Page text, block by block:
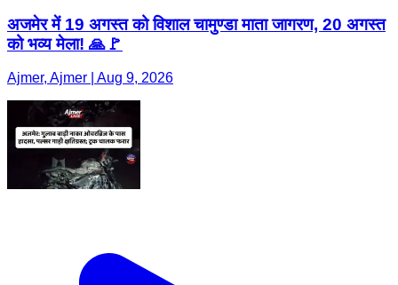
अजमेर में 19 अगस्त को विशाल चामुण्डा माता जागरण, 20 अगस्त
को भव्य मेला! 🙏🚩
Ajmer, Ajmer | Aug 9, 2026